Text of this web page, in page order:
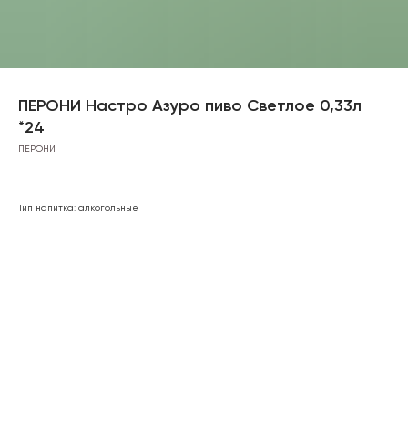
ПЕРОНИ Настро Азуро пиво Светлое 0,33л
*24
ПЕРОНИ
Тип напитка: алкогольные